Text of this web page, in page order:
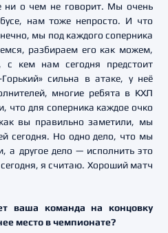
ни о чем не говорит. Мы очень
нам тоже непросто. И что
мы под каждого соперника
разбираем его как можем,
кем нам сегодня предстоит
сильна в атаке, у неё
многие ребята в КХЛ
что для соперника каждое очко
вы правильно заметили, мы
сегодня. Но одно дело, что мы
а другое дело — исполнить это
я считаю. Хороший матч
ваша команда на концовку
место в чемпионате?